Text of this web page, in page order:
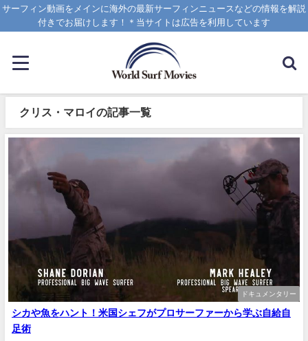
サーフィン動画をメインに海外の最新サーフィンニュースなどの情報を解説
付きでお届けします！＊当サイトは広告を利用しています
クリス・マロイの記事一覧
ドキュメンタリー
シカや魚をハント！米国シェフがプロサーファーから学ぶ自給自
足術